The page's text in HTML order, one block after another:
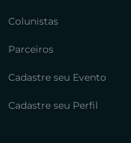
Colunistas
Parceiros
Cadastre seu Evento
Cadastre seu Perfil